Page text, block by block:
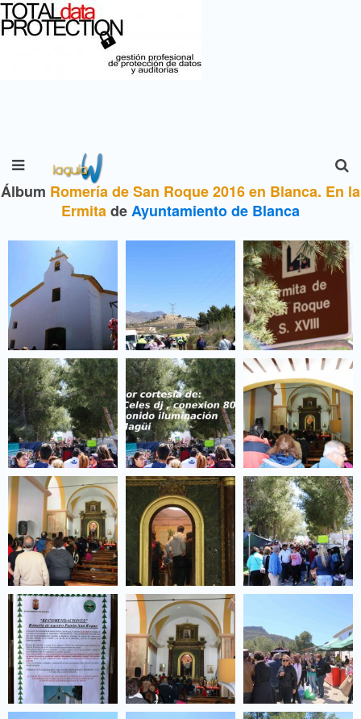
Álbum Romería de San Roque 2016 en Blanca. En la
ErmitadeAyuntamiento de Blanca